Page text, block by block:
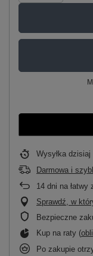
Wysyłka dzisiaj
Darmowa i
14 dni na łatwy
Sprawdź, w
Bezpieczne
Kup na raty (
Po zakupie